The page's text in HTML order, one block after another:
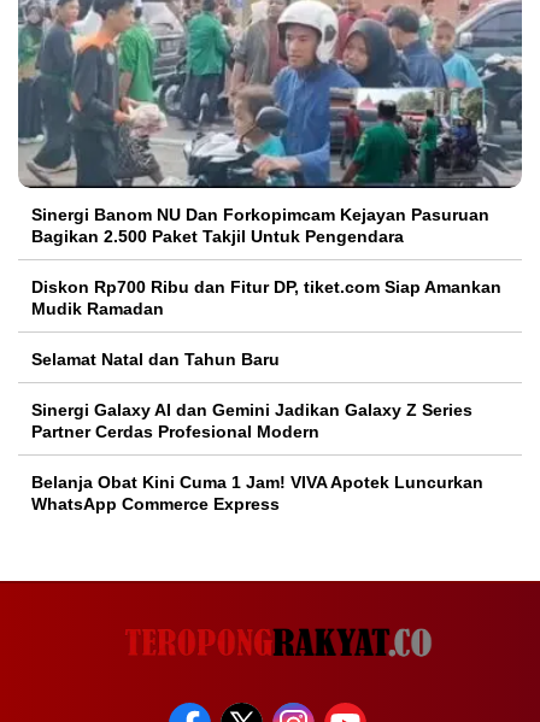
Sinergi Banom NU Dan Forkopimcam Kejayan Pasuruan
Bagikan 2.500 Paket Takjil Untuk Pengendara
Diskon Rp700 Ribu dan Fitur DP, tiket.com Siap Amankan
Mudik Ramadan
Selamat Natal dan Tahun Baru
Sinergi Galaxy AI dan Gemini Jadikan Galaxy Z Series
Partner Cerdas Profesional Modern
Belanja Obat Kini Cuma 1 Jam! VIVA Apotek Luncurkan
WhatsApp Commerce Express